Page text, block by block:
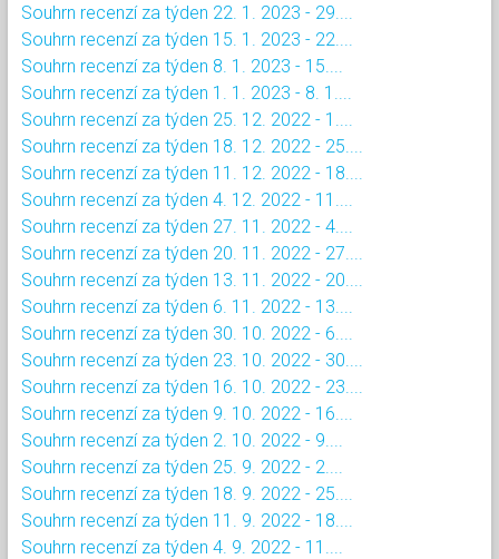
Souhrn recenzí za týden 22. 1. 2023 - 29....
Souhrn recenzí za týden 15. 1. 2023 - 22....
Souhrn recenzí za týden 8. 1. 2023 - 15....
Souhrn recenzí za týden 1. 1. 2023 - 8. 1....
Souhrn recenzí za týden 25. 12. 2022 - 1....
Souhrn recenzí za týden 18. 12. 2022 - 25....
Souhrn recenzí za týden 11. 12. 2022 - 18....
Souhrn recenzí za týden 4. 12. 2022 - 11....
Souhrn recenzí za týden 27. 11. 2022 - 4....
Souhrn recenzí za týden 20. 11. 2022 - 27....
Souhrn recenzí za týden 13. 11. 2022 - 20....
Souhrn recenzí za týden 6. 11. 2022 - 13....
Souhrn recenzí za týden 30. 10. 2022 - 6....
Souhrn recenzí za týden 23. 10. 2022 - 30....
Souhrn recenzí za týden 16. 10. 2022 - 23....
Souhrn recenzí za týden 9. 10. 2022 - 16....
Souhrn recenzí za týden 2. 10. 2022 - 9....
Souhrn recenzí za týden 25. 9. 2022 - 2....
Souhrn recenzí za týden 18. 9. 2022 - 25....
Souhrn recenzí za týden 11. 9. 2022 - 18....
Souhrn recenzí za týden 4. 9. 2022 - 11....